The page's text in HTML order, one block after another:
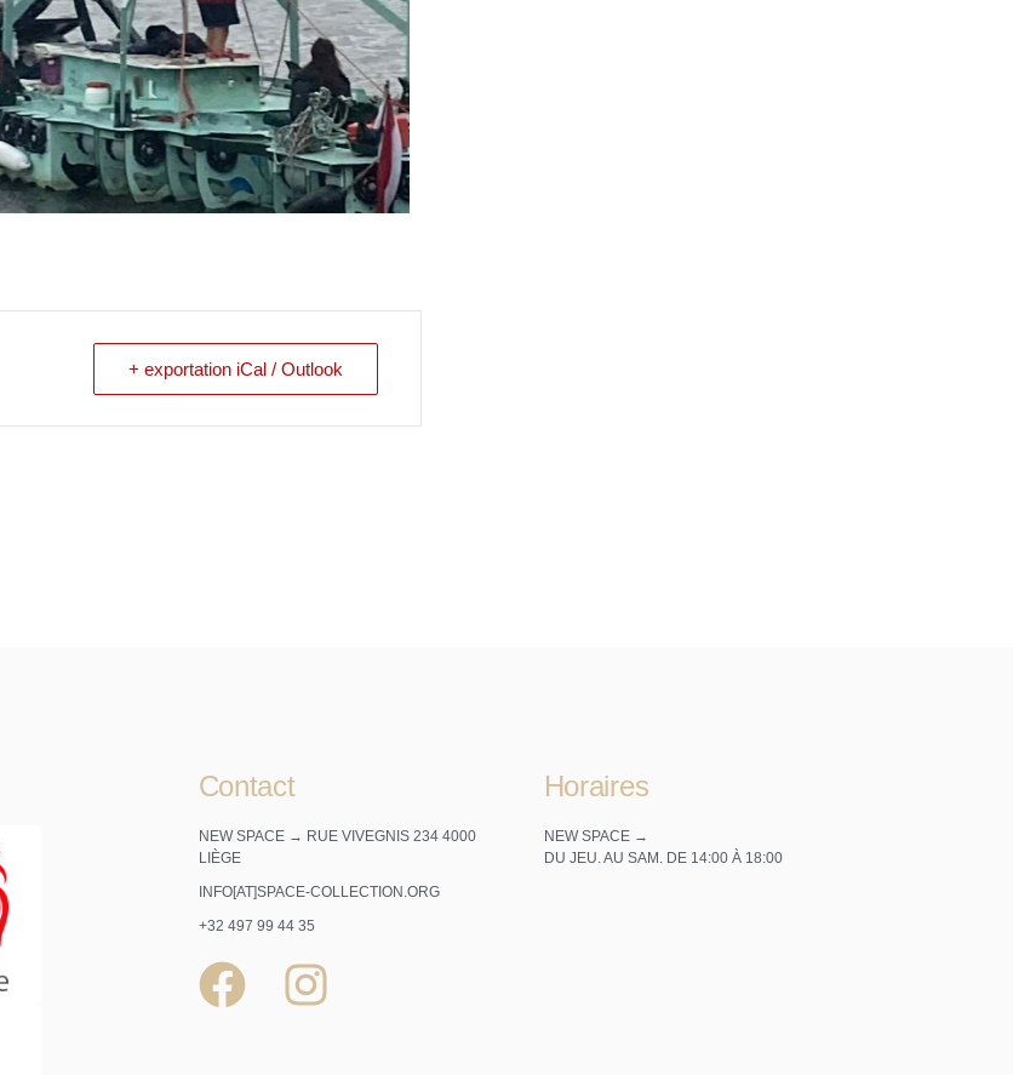
+ exportation iCal / Outlook
Contact
NEW SPACE → RUE VIVEGNIS 234 4000
LIÈGE
INFO[AT]SPACE-COLLECTION.ORG
+32 497 99 44 35
Horaires
NEW SPACE →
DU JEU. AU SAM. DE 14:00 À 18:00